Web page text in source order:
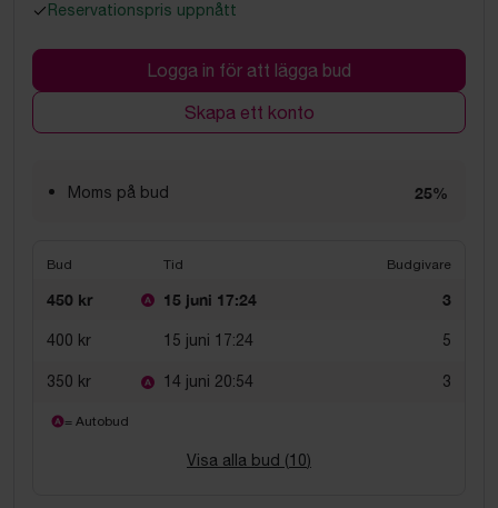
Reservationspris uppnått
Logga in för att lägga bud
Skapa ett konto
Moms på bud 25%
Bud Tid Budgivare
450 kr 15 juni 17:24 3
400 kr 15 juni 17:24 5
350 kr 14 juni 20:54 3
= Autobud
Visa alla bud (10)